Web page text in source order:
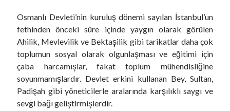
Osmanlı Devleti’nin kuruluş dönemi sayılan İstanbul’un
fethinden önceki süre içinde yaygın olarak görülen
Ahilik, Mevlevilik ve Bektaşilik gibi tarikatlar daha çok
toplumun sosyal olarak olgunlaşması ve eğitimi için
çaba harcamışlar, fakat toplum mühendisliğine
soyunmamışlardır. Devlet erkini kullanan Bey, Sultan,
Padişah gibi yöneticilerle aralarında karşılıklı saygı ve
sevgi bağı geliştirmişlerdir.